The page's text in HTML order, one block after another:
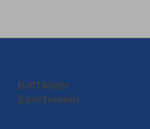
Kettwiger
Sportverein